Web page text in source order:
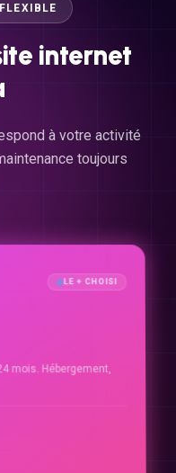
internet
à votre activité
toujours
LE + CHOISI
mois. Hébergement,